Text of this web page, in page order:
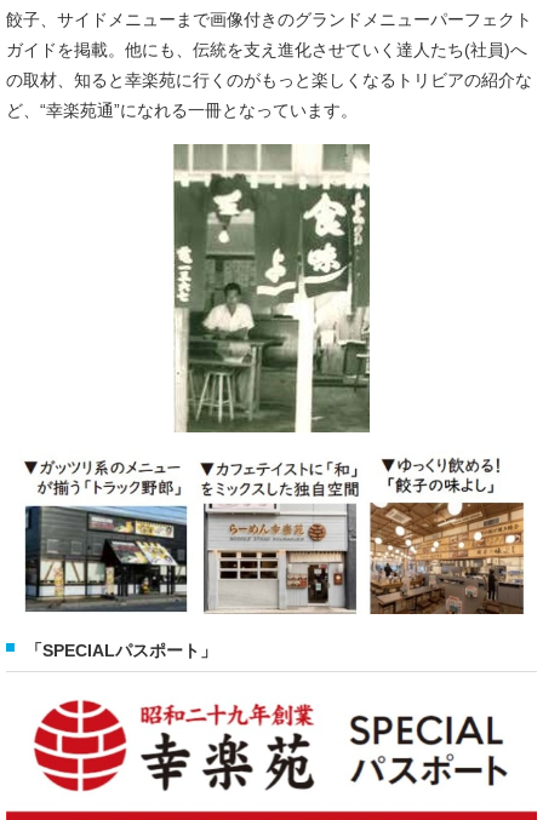
餃子、サイドメニューまで画像付きのグランドメニューパーフェクト
ガイドを掲載。他にも、伝統を支え進化させていく達人たち(社員)へ
の取材、知ると幸楽苑に行くのがもっと楽しくなるトリビアの紹介な
ど、“幸楽苑通”になれる一冊となっています。
「SPECIALパスポート」